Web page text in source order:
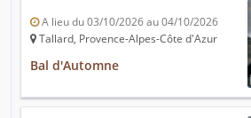
A lieu du 03/10/2026 au 04/10/2026
Tallard, Provence-Alpes-Côte d'Azur
Bal d'Automne